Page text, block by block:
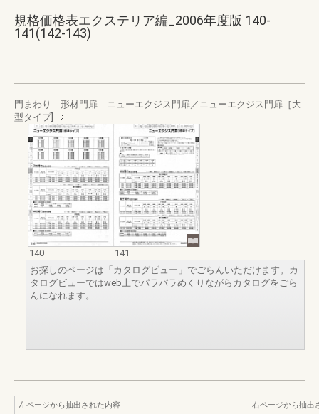
規格価格表エクステリア編_2006年度版 140-
141(142-143)
門まわり 形材門扉 ニューエクジス門扉／ニューエクジス門扉［大
型タイプ]
140
141
お探しのページは「カタログビュー」でごらんいただけます。カ
タログビューではweb上でパラパラめくりながらカタログをごら
んになれます。
左ページから抽出された内容
右ページから抽出